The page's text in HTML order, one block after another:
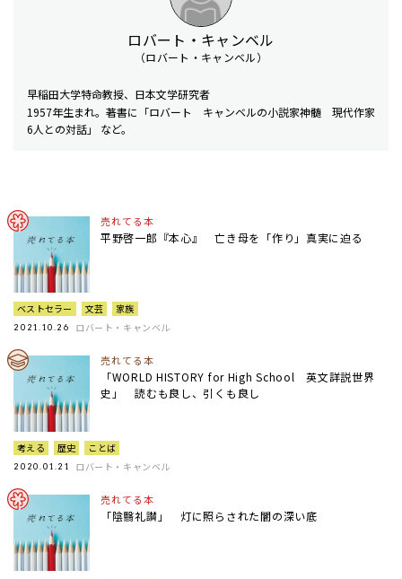
ロバート・キャンベル
（ロバート・キャンベル）
早稲田大学特命教授、日本文学研究者
1957年生まれ。著書に「ロバート キャンベルの小説家神髄 現代作家
6人との対話」 など。
売れてる本
平野啓一郎『本心』 亡き母を「作り」真実に迫る
ベストセラー 文芸 家族
2021.10.26 ロバート・キャンベル
売れてる本
「WORLD HISTORY for High School 英文詳説世界
史」 読むも良し、引くも良し
考える 歴史 ことば
2020.01.21 ロバート・キャンベル
売れてる本
「陰翳礼讃」 灯に照らされた闇の深い底